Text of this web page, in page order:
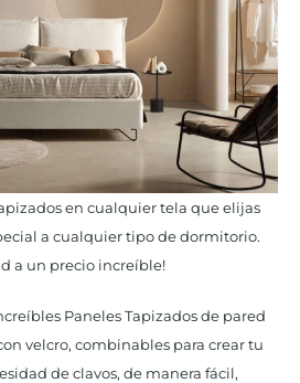
en cualquier tela que elijas
a cualquier tipo de dormitorio.
a un precio increí­ble!
Paneles Tapizados de pared
velcro, combinables para crear tu
de clavos, de manera fácil,